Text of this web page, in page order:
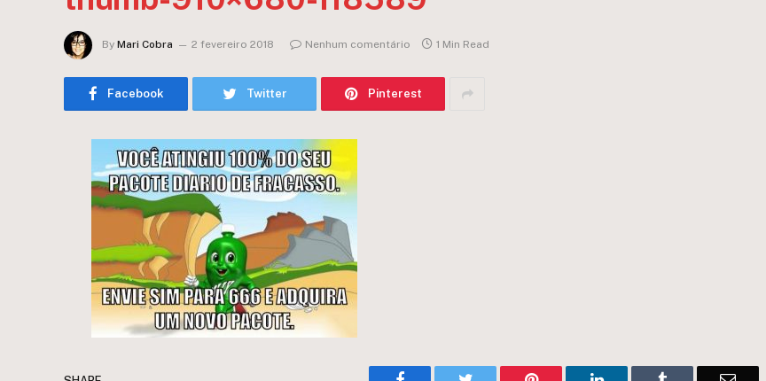
By Mari Cobra 2 fevereiro 2018 Nenhum comentário 1 Min Read
Facebook Twitter Pinterest